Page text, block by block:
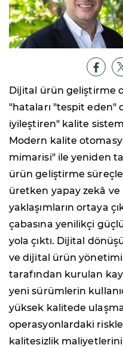
Dijital ürün geliştirme
"hataları "tespit eden"
iyileştiren" kalite
Modern kalite
mimarisi" ile yeniden
ürün geliştirme
üretken yapay zekâ
yaklaşımların ortaya
çabasına yenilikçi
yola çıktı. Dijital
ve dijital ürün
tarafından kurulan
yeni sürümlerin
yüksek kalitede
operasyonlardaki
kalitesizlik